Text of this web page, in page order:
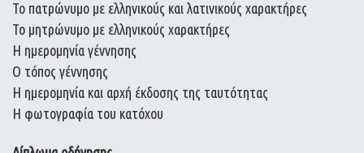
Το πατρώνυμο με ελληνικούς και λατινικούς χαρακτήρες
Το μητρώνυμο με ελληνικούς χαρακτήρες
Η ημερομηνία γέννησης
Ο τόπος γέννησης
Η ημερομηνία και αρχή έκδοσης της ταυτότητας
Η φωτογραφία του κατόχου